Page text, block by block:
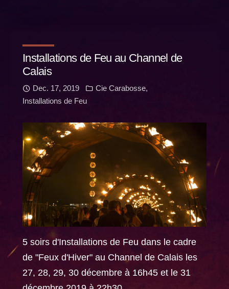
Installations de Feu au Channel de
Calais
Dec. 17, 2019 Cie Carabosse,
Installations de Feu
5 soirs d'Installations de Feu dans le cadre
de "Feux d'Hiver" au Channel de Calais les
27, 28, 29, 30 décembre à 16h45 et le 31